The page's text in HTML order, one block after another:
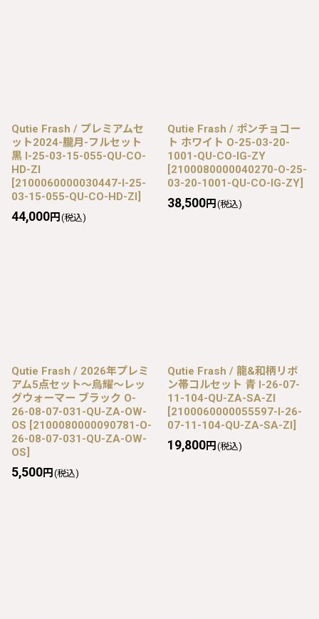
Qutie Frash / プレミアムセ
ット2024-朧月-フルセット
黒 I-25-03-15-055-QU-CO-
HD-ZI
[2100060000030447-I-25-
03-15-055-QU-CO-HD-ZI]
44,000円 (税込)
Qutie Frash / ポンチョコー
ト ホワイト O-25-03-20-
1001-QU-CO-IG-ZY
[2100080000040270-O-25-
03-20-1001-QU-CO-IG-ZY]
38,500円 (税込)
Qutie Frash / 2026年プレミ
アム5点セット〜烏耀〜レッ
グウォーマー ブラック O-
26-08-07-031-QU-ZA-OW-
OS [2100080000090781-O-
26-08-07-031-QU-ZA-OW-
OS]
5,500円 (税込)
Qutie Frash / 龍&和柄リボ
ン帯コルセット 青 I-26-07-
11-104-QU-ZA-SA-ZI
[2100060000055597-I-26-
07-11-104-QU-ZA-SA-ZI]
19,800円 (税込)